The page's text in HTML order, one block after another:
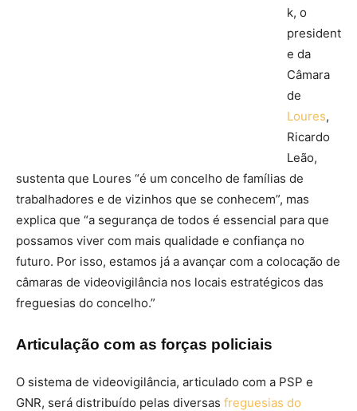
k, o
president
e da
Câmara
de
Loures,
Ricardo
Leão,
sustenta que Loures “é um concelho de famílias de
trabalhadores e de vizinhos que se conhecem”, mas
explica que “a segurança de todos é essencial para que
possamos viver com mais qualidade e confiança no
futuro. Por isso, estamos já a avançar com a colocação de
câmaras de videovigilância nos locais estratégicos das
freguesias do concelho.”
Articulação com as forças policiais
O sistema de videovigilância, articulado com a PSP e
GNR, será distribuído pelas diversas freguesias do